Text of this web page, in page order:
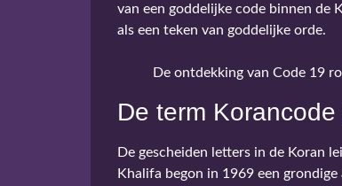
van een goddelijke code binnen de
als een teken van goddelijke orde.
De ontdekking van Code 19
De term
De gescheiden letters in de Koran
Khalifa begon in 1969 een